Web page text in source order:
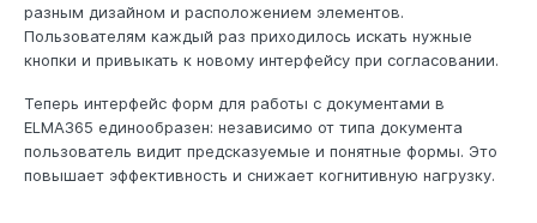
разным дизайном и расположением элементов.
Пользователям каждый раз приходилось искать нужные
кнопки и привыкать к новому интерфейсу при согласовании.
Теперь интерфейс форм для работы с документами в
ELMA365 единообразен: независимо от типа документа
пользователь видит предсказуемые и понятные формы. Это
повышает эффективность и снижает когнитивную нагрузку.